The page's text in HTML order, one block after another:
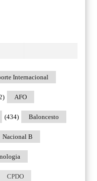
Internacional
AFO
Baloncesto
(434)
Nacional B
CPDO